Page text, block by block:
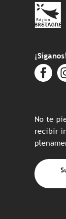
¡Síganos!
No te
recibir